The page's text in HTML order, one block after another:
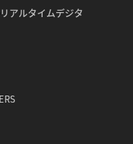
アルタイムデジタ